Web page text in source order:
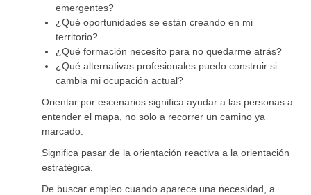
emergentes?
¿Qué oportunidades se están creando en mi
territorio?
¿Qué formación necesito para no quedarme atrás?
¿Qué alternativas profesionales puedo construir si
cambia mi ocupación actual?
Orientar por escenarios significa ayudar a las personas a
entender el mapa, no solo a recorrer un camino ya
marcado.
Significa pasar de la orientación reactiva a la orientación
estratégica.
De buscar empleo cuando aparece una necesidad, a